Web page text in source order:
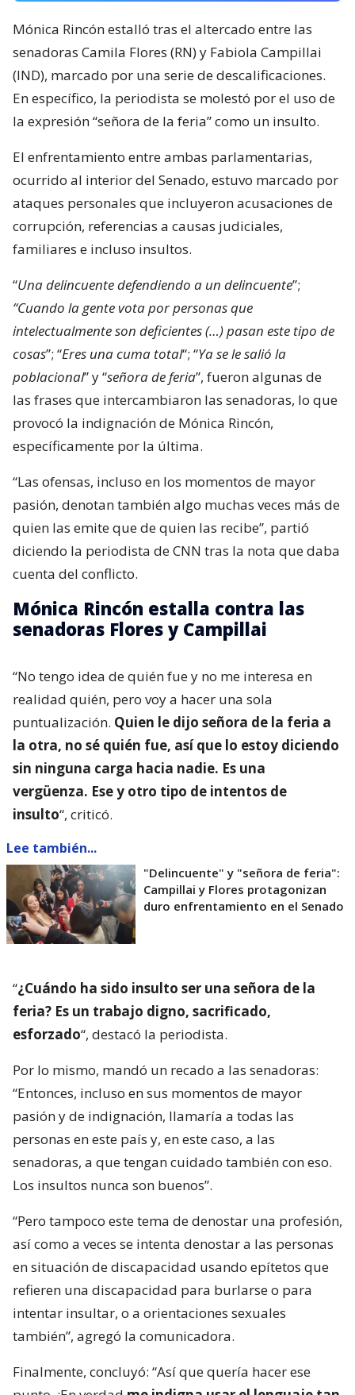
Mónica Rincón estalló tras el altercado entre las
senadoras Camila Flores (RN) y Fabiola Campillai
(IND), marcado por una serie de descalificaciones.
En específico, la periodista se molestó por el uso de
la expresión “señora de la feria” como un insulto.
El enfrentamiento entre ambas parlamentarias,
ocurrido al interior del Senado, estuvo marcado por
ataques personales que incluyeron acusaciones de
corrupción, referencias a causas judiciales,
familiares e incluso insultos.
“Una delincuente defendiendo a un delincuente”;
“Cuando la gente vota por personas que
intelectualmente son deficientes (…) pasan este tipo de
cosas”; “Eres una cuma total“; “Ya se le salió la
poblacional” y “señora de feria”, fueron algunas de
las frases que intercambiaron las senadoras, lo que
provocó la indignación de Mónica Rincón,
específicamente por la última.
“Las ofensas, incluso en los momentos de mayor
pasión, denotan también algo muchas veces más de
quien las emite que de quien las recibe”, partió
diciendo la periodista de CNN tras la nota que daba
cuenta del conflicto.
Mónica Rincón estalla contra las
senadoras Flores y Campillai
“No tengo idea de quién fue y no me interesa en
realidad quién, pero voy a hacer una sola
puntualización. Quien le dijo señora de la feria a
la otra, no sé quién fue, así que lo estoy diciendo
sin ninguna carga hacia nadie. Es una
vergüenza. Ese y otro tipo de intentos de
insulto“, criticó.
Lee también...
"Delincuente" y "señora de feria":
Campillai y Flores protagonizan
duro enfrentamiento en el Senado
“¿Cuándo ha sido insulto ser una señora de la
feria? Es un trabajo digno, sacrificado,
esforzado“, destacó la periodista.
Por lo mismo, mandó un recado a las senadoras:
“Entonces, incluso en sus momentos de mayor
pasión y de indignación, llamaría a todas las
personas en este país y, en este caso, a las
senadoras, a que tengan cuidado también con eso.
Los insultos nunca son buenos”.
“Pero tampoco este tema de denostar una profesión,
así como a veces se intenta denostar a las personas
en situación de discapacidad usando epítetos que
refieren una discapacidad para burlarse o para
intentar insultar, o a orientaciones sexuales
también”, agregó la comunicadora.
Finalmente, concluyó: “Así que quería hacer ese